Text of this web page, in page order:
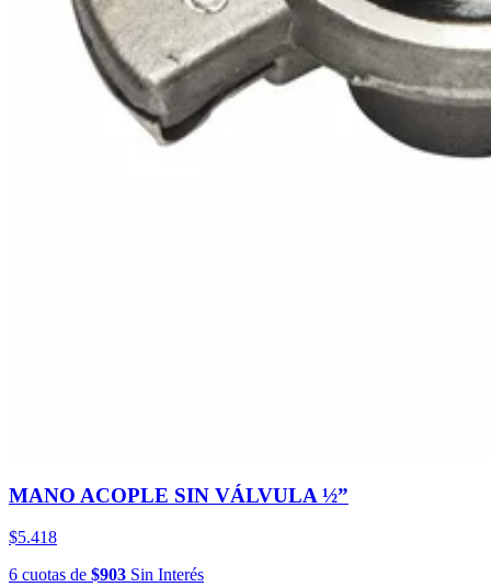
MANO ACOPLE SIN VÁLVULA ½”
$5.418
6 cuotas de $903 Sin Interés